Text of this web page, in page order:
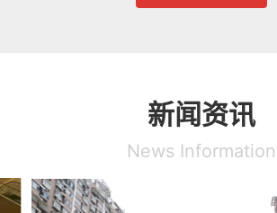
新闻资讯
News Information